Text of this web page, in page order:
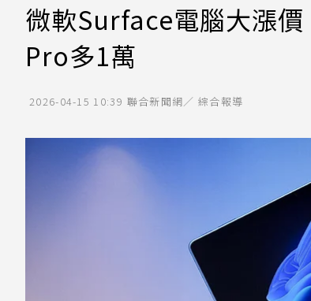
微軟Surface電腦大漲
Pro多1萬
2026-04-15 10:39 聯合新聞網／ 綜合報導